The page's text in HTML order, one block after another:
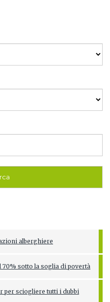
alberghiere
sotto la soglia di povertà
per sciogliere tutti i dubbi